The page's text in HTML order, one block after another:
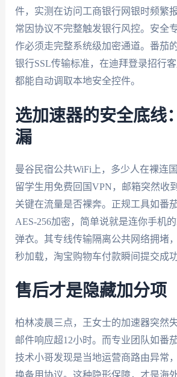
件，实测在访问工商银行网银时频繁
常因协议不完整触发银行风控。安全
作必须走完整系统级加密通道。番茄
银行SSL传输标准，在迪拜登录招行
都能自动调取本地安全控件。
选加速器的安全底线
漏
曼谷民宿公共WiFi上，多少人在裸连
留学生用免费回国VPN，邮箱突然收
关键在流量是否裸奔。正规工具如番
AES-256加密，简单说就是连你手机
弹衣。其专线传输隔离公共网络拥堵
秒加载，淘宝购物车付款瞬间提交成功
售后才是隐藏加分项
柏林凌晨三点，王女士的加速器突然
邮件响应超12小时。而专业团队如番
技术小哥发现是当地运营商路由异常